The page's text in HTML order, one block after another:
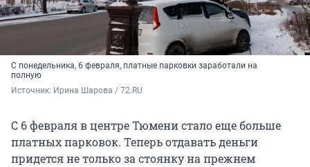
С понедельника, 6 февраля, платные парковки заработали на
полную
Источник: Ирина Шарова / 72.RU
С 6 февраля в центре Тюмени стало еще больше
платных парковок. Теперь отдавать деньги
придется не только за стоянку на прежнем